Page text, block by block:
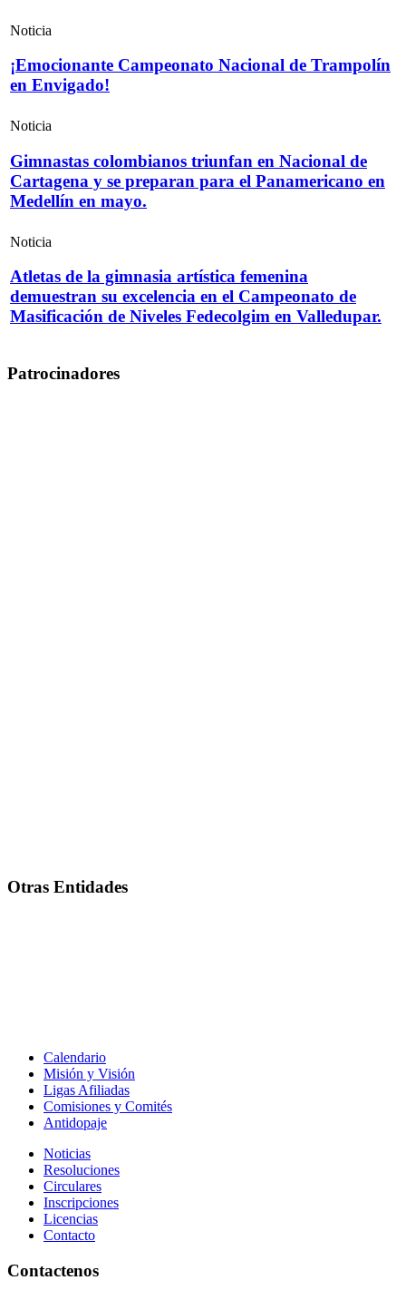
Noticia
¡Emocionante Campeonato Nacional de Trampolín
en Envigado!
Noticia
Gimnastas colombianos triunfan en Nacional de
Cartagena y se preparan para el Panamericano en
Medellín en mayo.
Noticia
Atletas de la gimnasia artística femenina
demuestran su excelencia en el Campeonato de
Masificación de Niveles Fedecolgim en Valledupar.
Patrocinadores
Otras Entidades
Calendario
Misión y Visión
Ligas Afiliadas
Comisiones y Comités
Antidopaje
Noticias
Resoluciones
Circulares
Inscripciones
Licencias
Contacto
Contactenos